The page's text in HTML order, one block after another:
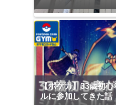
【ポケカ】33歳初心
ルに参加してきた話